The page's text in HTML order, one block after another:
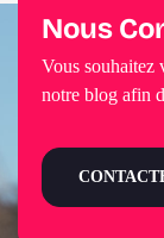
Nous
Vous souhaitez
notre blog afin